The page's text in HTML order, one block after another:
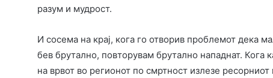
разум и мудрост.
И сосема на крај, кога го отворив проблемот дека
бев брутално, повторувам брутално нападнат. Кога
на врвот во регионот по смртност излезе